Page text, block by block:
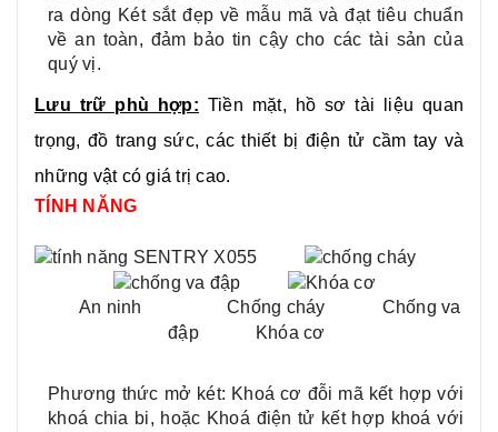
ra dòng Két sắt đẹp về mẫu mã và đạt tiêu chuẩn
về an toàn, đảm bảo tin cậy cho các tài sản của
quý vị.
Lưu trữ phù hợp: Tiền mặt, hồ sơ tài liệu quan
trọng, đồ trang sức, các thiết bị điện tử cầm tay và
những vật có giá trị cao.
TÍNH NĂNG
An ninh Chống cháy Chống va
đập Khóa cơ
Phương thức mở két: Khoá cơ đỗi mã kết hợp với
khoá chia bi, hoặc Khoá điện tử kết hợp khoá với